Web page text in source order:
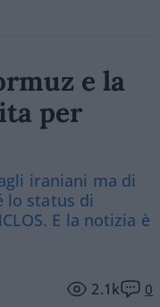
e la
per
iraniani ma di
lo status di
E la notizia è
2.1k 0